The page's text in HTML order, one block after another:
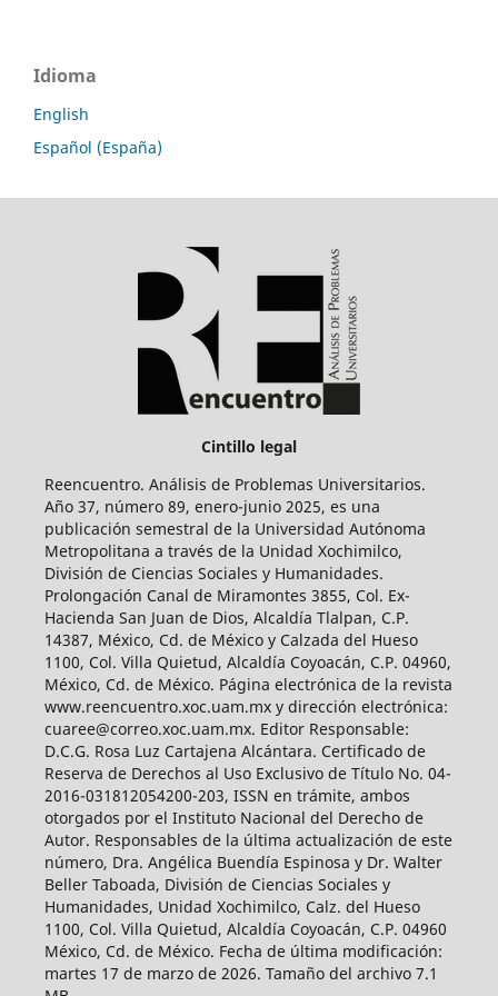
Idioma
English
Español (España)
Cintillo legal
Reencuentro. Análisis de Problemas Universitarios.
Año 37, número 89, enero-junio 2025, es una
publicación semestral de la Universidad Autónoma
Metropolitana a través de la Unidad Xochimilco,
División de Ciencias Sociales y Humanidades.
Prolongación Canal de Miramontes 3855, Col. Ex-
Hacienda San Juan de Dios, Alcaldía Tlalpan, C.P.
14387, México, Cd. de México y Calzada del Hueso
1100, Col. Villa Quietud, Alcaldía Coyoacán, C.P. 04960,
México, Cd. de México. Página electrónica de la revista
www.reencuentro.xoc.uam.mx y dirección electrónica:
cuaree@correo.xoc.uam.mx. Editor Responsable:
D.C.G. Rosa Luz Cartajena Alcántara. Certificado de
Reserva de Derechos al Uso Exclusivo de Título No. 04-
2016-031812054200-203, ISSN en trámite, ambos
otorgados por el Instituto Nacional del Derecho de
Autor. Responsables de la última actualización de este
número, Dra. Angélica Buendía Espinosa y Dr. Walter
Beller Taboada, División de Ciencias Sociales y
Humanidades, Unidad Xochimilco, Calz. del Hueso
1100, Col. Villa Quietud, Alcaldía Coyoacán, C.P. 04960
México, Cd. de México. Fecha de última modificación:
martes 17 de marzo de 2026. Tamaño del archivo 7.1